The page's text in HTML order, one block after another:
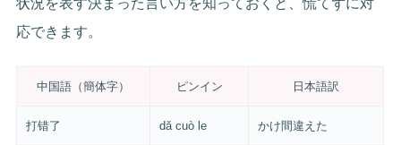
応できます。
中国語（簡体字） ピンイン 日本語訳
打错了 dǎ cuò le かけ間違えた